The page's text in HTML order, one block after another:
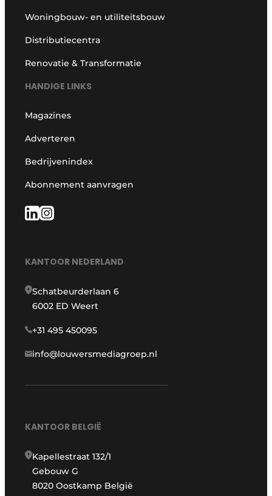
Woningbouw- en utiliteitsbouw
Distributiecentra
Renovatie & Transformatie
HANDIGE LINKS
Magazines
Adverteren
Bedrijvenindex
Abonnement aanvragen
KANTOOR NEDERLAND
Schatbeurderlaan 6
6002 ED Weert
+31 495 450095
info@louwersmediagroep.nl
KANTOOR BELGIË
Kapellestraat 132/1
Gebouw G
8020 Oostkamp België